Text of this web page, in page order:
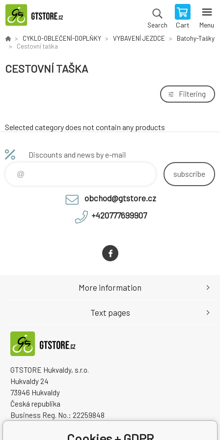
Search Cart Menu
CYKLO-OBLEČENÍ-DOPLŇKY VYBAVENÍ JEZDCE
Batohy-Tašky
Cestovní taška
CESTOVNÍ TAŠKA
Filtering
Selected category does not contain any products
Discounts and news by e-mail
subscribe
obchod@gtstore.cz
+420777699907
GTSTORE Hukvaldy, s.r.o.
Hukvaldy 24
73946 Hukvaldy
Česká republika
Business Reg. No.: 22259848
More information
Text pages